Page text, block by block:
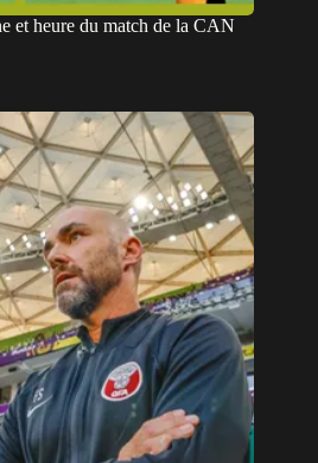
et heure du match de la CAN